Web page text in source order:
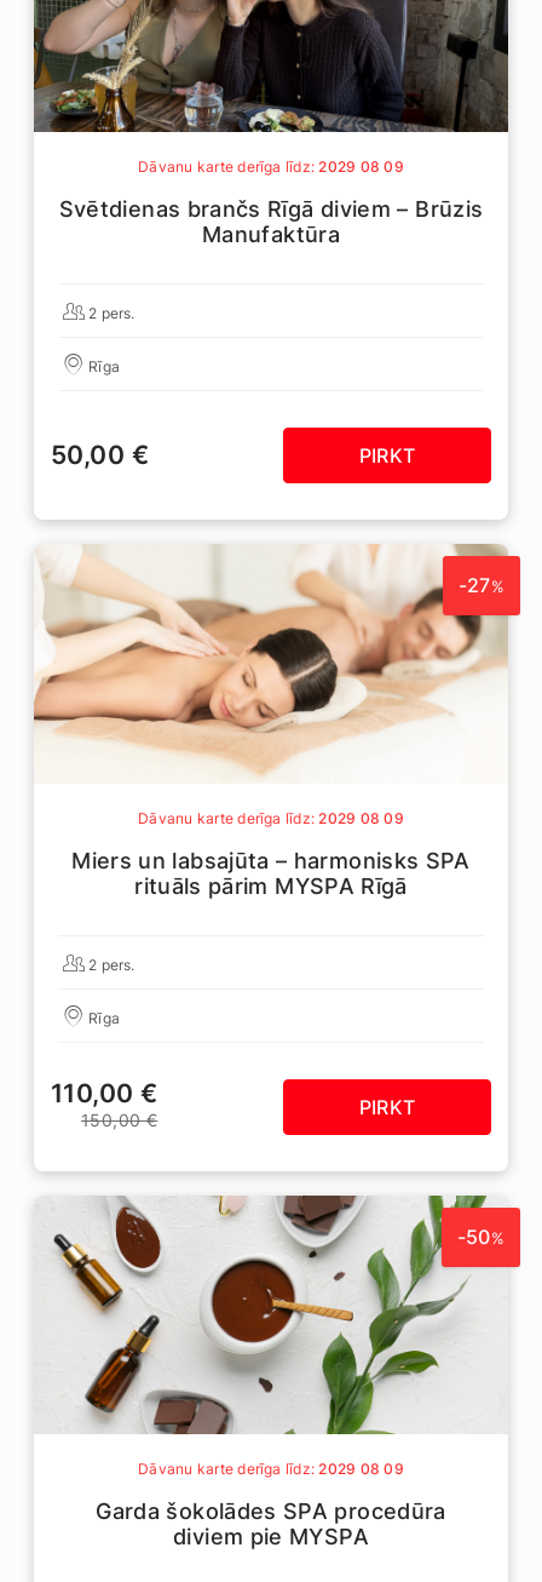
Dāvanu karte derīga līdz:2029 08 09
Svētdienas brančs Rīgā diviem – Brūzis
Manufaktūra
2 pers.
Rīga
50,00 € PIRKT
-27%
Dāvanu karte derīga līdz: 2029 08 09
Miers un labsajūta – harmonisks SPA
rituāls pārim MYSPA Rīgā
2 pers.
Rīga
110,00 €
150,00 €
PIRKT
-50%
Dāvanu karte derīga līdz: 2029 08 09
Garda šokolādes SPA procedūra
diviem pie MYSPA